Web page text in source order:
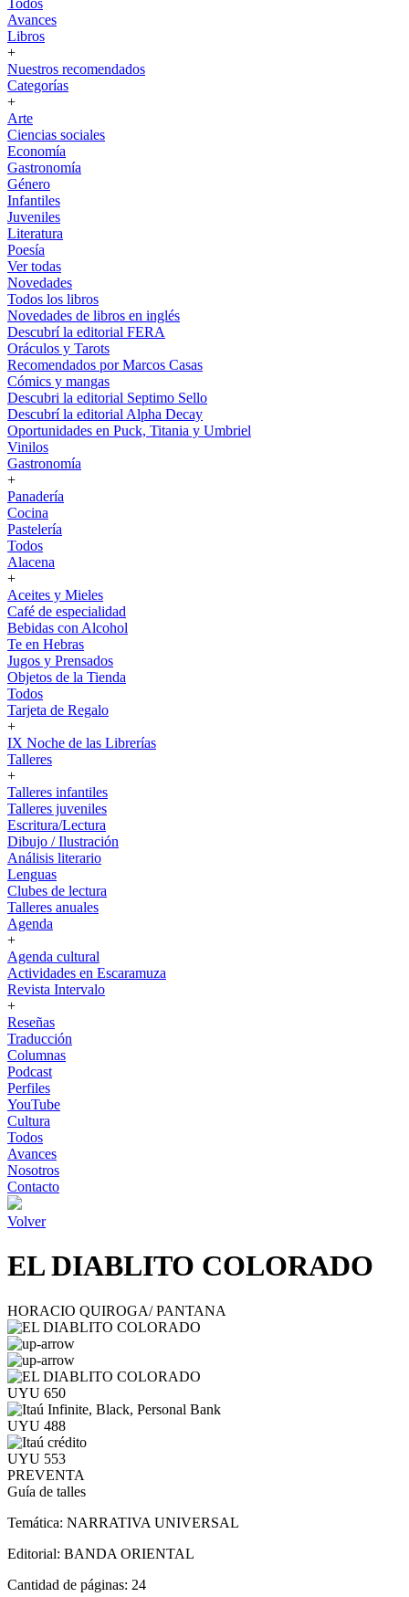
Todos
Avances
Libros
+
Nuestros recomendados
Categorías
+
Arte
Ciencias sociales
Economía
Gastronomía
Género
Infantiles
Juveniles
Literatura
Poesía
Ver todas
Novedades
Todos los libros
Novedades de libros en inglés
Descubrí la editorial FERA
Oráculos y Tarots
Recomendados por Marcos Casas
Cómics y mangas
Descubri la editorial Septimo Sello
Descubrí la editorial Alpha Decay
Oportunidades en Puck, Titania y Umbriel
Vinilos
Gastronomía
+
Panadería
Cocina
Pastelería
Todos
Alacena
+
Aceites y Mieles
Café de especialidad
Bebidas con Alcohol
Te en Hebras
Jugos y Prensados
Objetos de la Tienda
Todos
Tarjeta de Regalo
+
IX Noche de las Librerías
Talleres
+
Talleres infantiles
Talleres juveniles
Escritura/Lectura
Dibujo / Ilustración
Análisis literario
Lenguas
Clubes de lectura
Talleres anuales
Agenda
+
Agenda cultural
Actividades en Escaramuza
Revista Intervalo
+
Reseñas
Traducción
Columnas
Podcast
Perfiles
YouTube
Cultura
Todos
Avances
Nosotros
Contacto
Volver
EL DIABLITO COLORADO
HORACIO QUIROGA/ PANTANA
UYU 650
UYU 488
UYU 553
PREVENTA
Guía de talles
Temática: NARRATIVA UNIVERSAL
Editorial: BANDA ORIENTAL
Cantidad de páginas: 24